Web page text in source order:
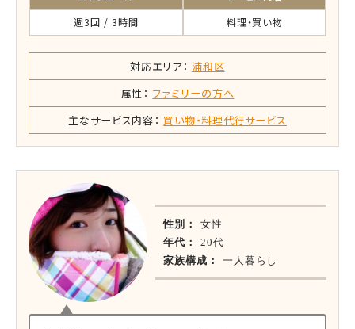
週3回 / 3時間
料理・買い物
対応エリア： 浦和区
属性： ファミリーの方へ
主なサービス内容： 買い物・料理代行サービス
性別：
女性
年代：
20代
家族構成：
一人暮らし